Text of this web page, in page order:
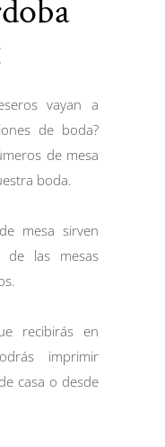
vayan a
de boda?
de mesa
boda.
mesa sirven
de las mesas
recibirás en
imprimir
casa o desde